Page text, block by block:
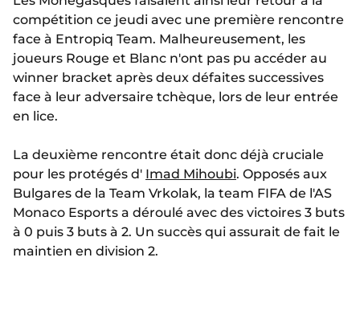
compétition ce jeudi avec une première rencontre
face à Entropiq Team. Malheureusement, les
joueurs Rouge et Blanc n'ont pas pu accéder au
winner bracket après deux défaites successives
face à leur adversaire tchèque, lors de leur entrée
en lice.
La deuxième rencontre était donc déjà cruciale
pour les protégés d' Imad Mihoubi. Opposés aux
Bulgares de la Team Vrkolak, la team FIFA de l'AS
Monaco Esports a déroulé avec des victoires 3 buts
à 0 puis 3 buts à 2. Un succès qui assurait de fait le
maintien en division 2.